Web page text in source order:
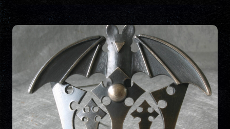
TREŠ
ILI
SMRT!
VEČE
SRPSKOG
SF
I
HOROR
TREŠ